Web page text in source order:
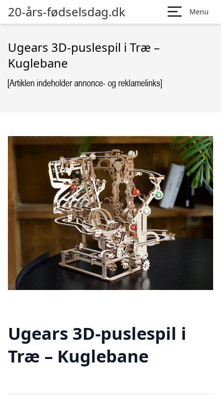
20-års-fødselsdag.dk Menu
Ugears 3D-puslespil i Træ –
Kuglebane
Ugears 3D-puslespil i
Træ – Kuglebane